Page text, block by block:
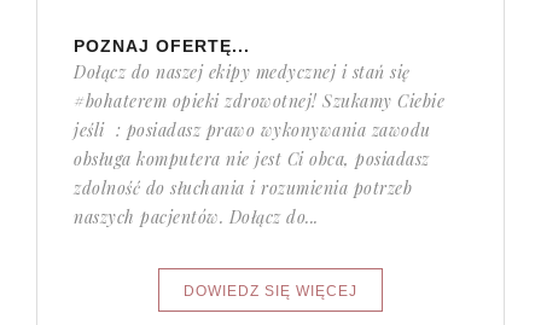
POZNAJ OFERTĘ...
Dołącz do naszej ekipy medycznej i stań się
#bohaterem opieki zdrowotnej! Szukamy Ciebie
jeśli ​ : posiadasz prawo wykonywania zawodu
obsługa komputera nie jest Ci obca, posiadasz
zdolność do słuchania i rozumienia potrzeb
naszych pacjentów. Dołącz do...